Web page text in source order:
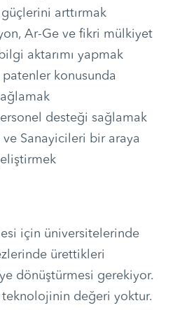
arttırmak
Ar-Ge ve fikri mülkiyet
aktarımı yapmak
patenler konusunda
desteği sağlamak
Sanayicileri bir araya
için üniversitelerinde
ürettikleri
dönüştürmesi gerekiyor.
değeri yoktur.